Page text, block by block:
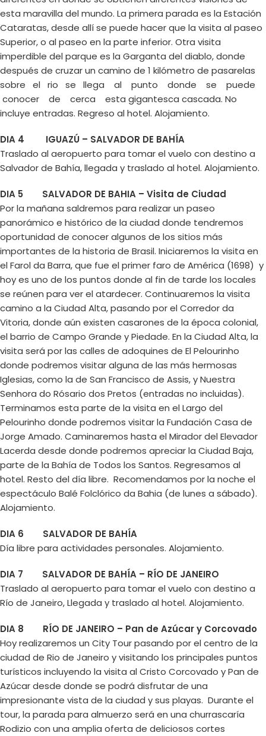
esta maravilla del mundo. La primera parada es la Estación
Cataratas, desde allí se puede hacer que la visita al paseo
Superior, o al paseo en la parte inferior. Otra visita
imperdible del parque es la Garganta del diablo, donde
después de cruzar un camino de 1 kilómetro de pasarelas
sobre el rio se llega al punto donde se puede
conocer de cerca esta gigantesca cascada. No
incluye entradas. Regreso al hotel. Alojamiento.
DIA 4 IGUAZÚ – SALVADOR DE BAHÍA
Traslado al aeropuerto para tomar el vuelo con destino a
Salvador de Bahía, llegada y traslado al hotel. Alojamiento.
DIA 5 SALVADOR DE BAHIA – Visita de Ciudad
Por la mañana saldremos para realizar un paseo
panorámico e histórico de la ciudad donde tendremos
oportunidad de conocer algunos de los sitios más
importantes de la historia de Brasil. Iniciaremos la visita en
el Farol da Barra, que fue el primer faro de América (1698) y
hoy es uno de los puntos donde al fin de tarde los locales
se reúnen para ver el atardecer. Continuaremos la visita
camino a la Ciudad Alta, pasando por el Corredor da
Vitoria, donde aún existen casarones de la época colonial,
el barrio de Campo Grande y Piedade. En la Ciudad Alta, la
visita será por las calles de adoquines de El Pelourinho
donde podremos visitar alguna de las más hermosas
Iglesias, como la de San Francisco de Assis, y Nuestra
Senhora do Rósario dos Pretos (entradas no incluidas).
Terminamos esta parte de la visita en el Largo del
Pelourinho donde podremos visitar la Fundación Casa de
Jorge Amado. Caminaremos hasta el Mirador del Elevador
Lacerda desde donde podremos apreciar la Ciudad Baja,
parte de la Bahía de Todos los Santos. Regresamos al
hotel. Resto del día libre. Recomendamos por la noche el
espectáculo Balé Folclórico da Bahia (de lunes a sábado).
Alojamiento.
DIA 6 SALVADOR DE BAHÍA
Día libre para actividades personales. Alojamiento.
DIA 7 SALVADOR DE BAHÍA – RÍO DE JANEIRO
Traslado al aeropuerto para tomar el vuelo con destino a
Río de Janeiro, Llegada y traslado al hotel. Alojamiento.
DIA 8 RÍO DE JANEIRO – Pan de Azúcar y Corcovado
Hoy realizaremos un City Tour pasando por el centro de la
ciudad de Rio de Janeiro y visitando los principales puntos
turísticos incluyendo la visita al Cristo Corcovado y Pan de
Azúcar desde donde se podrá disfrutar de una
impresionante vista de la ciudad y sus playas. Durante el
tour, la parada para almuerzo será en una churrascaría
Rodizio con una amplia oferta de deliciosos cortes